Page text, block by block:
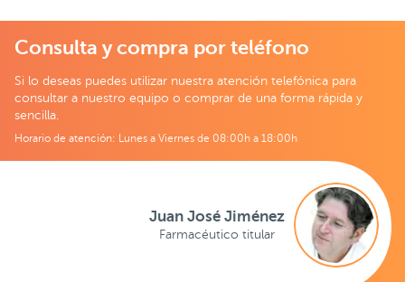
Consulta y compra por teléfono
Si lo deseas puedes utilizar nuestra atención telefónica para
consultar a nuestro equipo o comprar de una forma rápida y
sencilla.
Horario de atención: Lunes a Viernes de 08:00h a 18:00h
Juan José Jiménez
Farmacéutico titular